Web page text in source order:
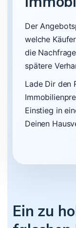
Der
welche
die
spätere
Lade Dir den
Einstieg in
Deinen
Ein zu